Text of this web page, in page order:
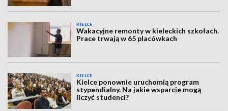
KIELCE
Wakacyjne remonty w kieleckich szkołach.
Prace trwają w 65 placówkach
KIELCE
Kielce ponownie uruchomią program
stypendialny. Na jakie wsparcie mogą
liczyć studenci?